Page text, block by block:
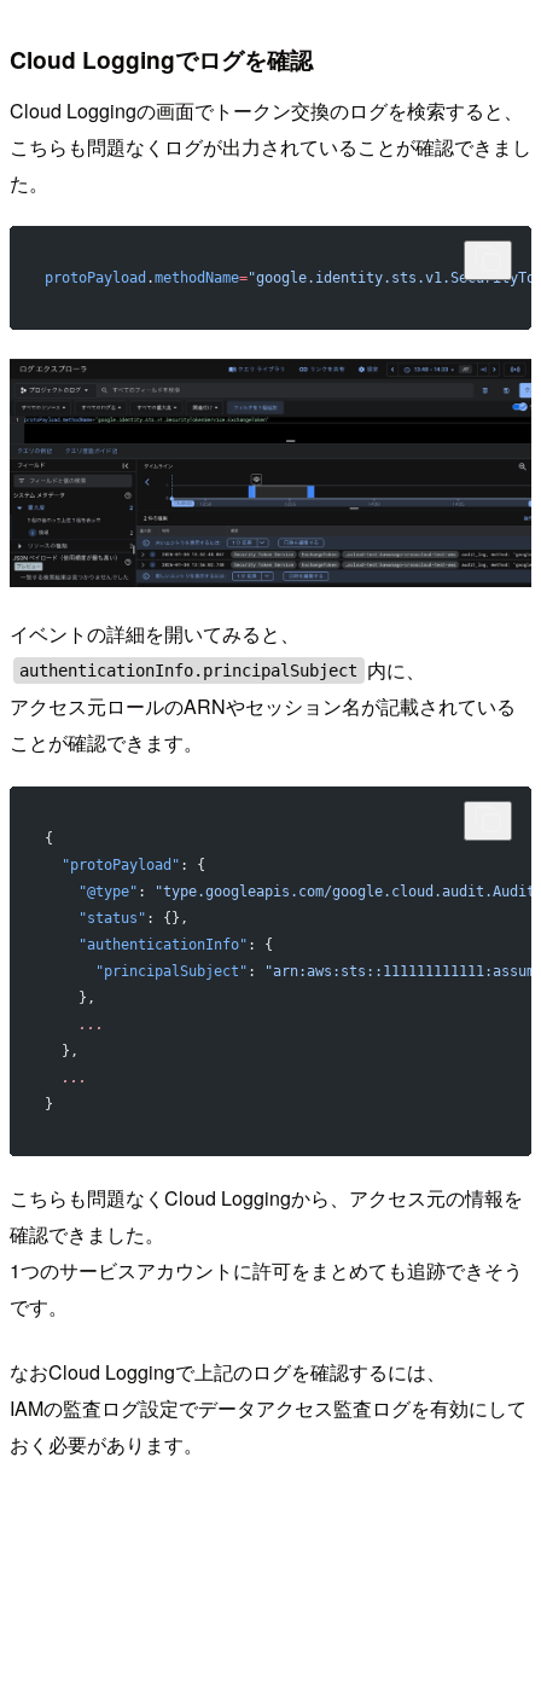
Cloud Loggingでログを確認
Cloud Loggingの画面でトークン交換のログを検索すると、
こちらも問題なくログが出力されていることが確認できまし
た。
protoPayload .methodName=
イベントの詳細を開いてみると、
authenticationInfo.principalSubject
内に、
アクセス元ロールのARNやセッション名が記載されている
ことが確認できます。
{
  "protoPayload"
: {
    "@type"
:
"type.googleapis.com/
    "status"
: {},
    "authenticationInfo"
: {
      "principalSubject"
:
    },
    ...
  },
  ...
}
こちらも問題なくCloud Loggingから、アクセス元の情報を
確認できました。
1つのサービスアカウントに許可をまとめても追跡できそう
です。
なおCloud Loggingで上記のログを確認するには、
IAMの監査ログ設定でデータアクセス監査ログを有効にして
おく必要があります。